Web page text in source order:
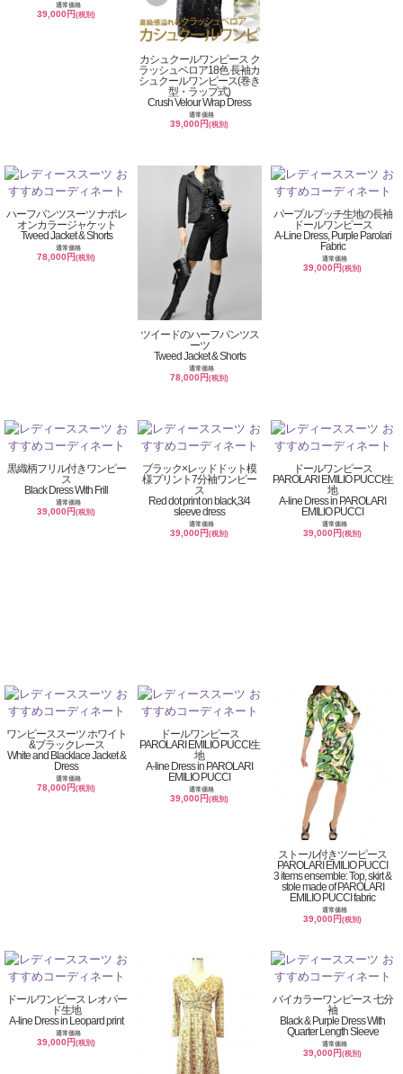
通常価格
39,000円(税別)
カシュクールワンピース ク
ラッシュベロア18色 長袖カ
シュクールワンピース(巻き
型・ラップ式)
Crush Velour Wrap Dress
通常価格
39,000円(税別)
ハーフパンツスーツ ナポレ
オンカラージャケット
Tweed Jacket & Shorts
通常価格
78,000円(税別)
ツイードのハーフパンツス
ーツ
Tweed Jacket & Shorts
通常価格
78,000円(税別)
パープルプッチ生地の長袖
ドールワンピース
A-Line Dress, Purple Parolari
Fabric
通常価格
39,000円(税別)
黒織柄フリル付きワンピー
ス
Black Dress With Frill
通常価格
39,000円(税別)
ブラック×レッドドット模
様プリント7分袖ワンピー
ス
Red dot print on black,3/4
sleeve dress
通常価格
39,000円(税別)
ドールワンピース
PAROLARI EMILIO PUCCI生
地
A-line Dress in PAROLARI
EMILIO PUCCI
通常価格
39,000円(税別)
ワンピーススーツ ホワイト
&ブラックレース
White and Blacklace Jacket &
Dress
通常価格
78,000円(税別)
ドールワンピース
PAROLARI EMILIO PUCCI生
地
A-line Dress in PAROLARI
EMILIO PUCCI
通常価格
39,000円(税別)
ストール付きツーピース
PAROLARI EMILIO PUCCI
3 items ensemble: Top, skirt &
stole made of PAROLARI
EMILIO PUCCI fabric
通常価格
39,000円(税別)
ドールワンピース レオパー
ド生地
A-line Dress in Leopard print
通常価格
39,000円(税別)
バイカラーワンピース 七分
袖
Black & Purple Dress With
Quarter Length Sleeve
通常価格
39,000円(税別)